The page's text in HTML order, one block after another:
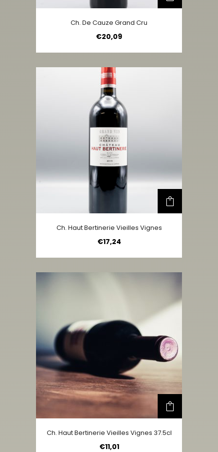
Ch. De Cauze Grand Cru
€20,09
Ch. Haut Bertinerie Vieilles Vignes
€17,24
Ch. Haut Bertinerie Vieilles Vignes 37.5cl
€11,01